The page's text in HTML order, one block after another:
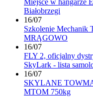
Miejsce w hangarze
Białobrzegi
16/07
Szkolenie
MRĄGOWO
16/07
FLY 2, oficjalny
SkyLark - lista
16/07
SKYLANE
MTOM 750kg